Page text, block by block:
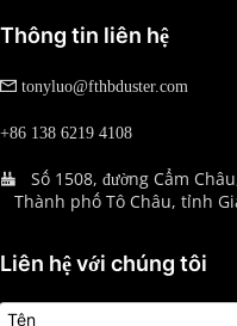
Thông tin liên hệ
 tonyluo@fthbduster.com
+86 138 6219 4108
 Số 1508, đường Cẩm
Thành phố Tô Châu, tỉnh
Liên hệ với chúng tôi